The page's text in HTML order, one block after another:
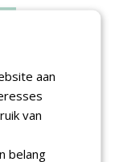
aan
van
belang